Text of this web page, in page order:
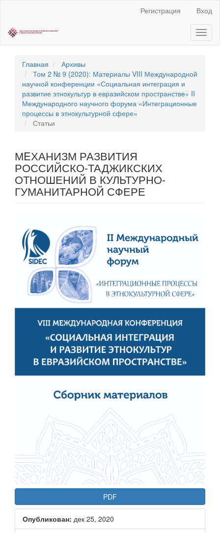
содержанию
страницы
навигация
Основное
содержание
Боковая
панель
Регистрация Вход
Главная
Архивы
Том 2 № 9 (2020): Материалы VIII Международной
научной конференции «Социальная интеграция и
развитие этнокультур в евразийском пространстве» II
Международного научного форума «Интеграционные
процессы в этнокультурной сфере»
Статьи
МEХАНИЗМ РАЗВИТИЯ
РОССИЙСКО-ТАДЖИКСКИХ
ОТНОШЕНИЙ В КУЛЬТУРНО-
ГУМАНИТАРНОЙ СФЕРЕ
боковой
панели
PDF
Опубликован: дек 25, 2020